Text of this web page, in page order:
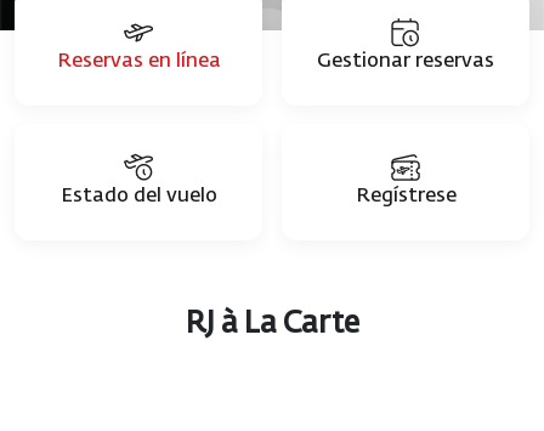
Reservas en línea Gestionar reservas
Estado del vuelo Regístrese
RJ à La Carte